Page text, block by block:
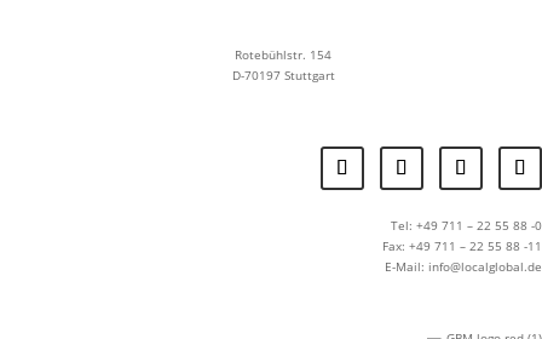
Rotebühlstr. 154
D-70197 Stuttgart
Tel: +49 711 – 22 55 88 -0
Fax: +49 711 – 22 55 88 -11
E-Mail: info@localglobal.de